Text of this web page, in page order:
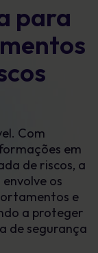
para
Com
em
de riscos, a
os
e
a proteger
de segurança